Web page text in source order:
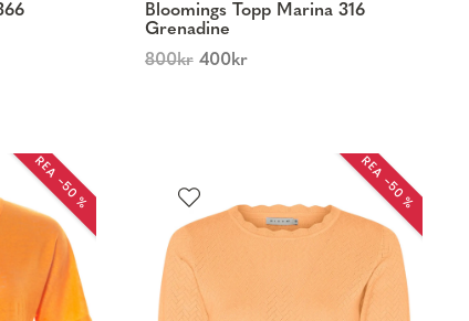
Bloomings Topp Marina 316
Grenadine
800kr 400kr
REA −50 % REA −50 %